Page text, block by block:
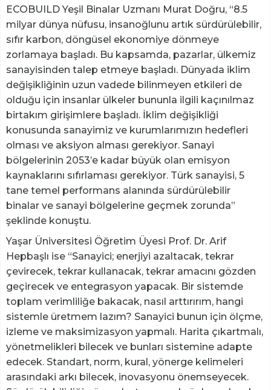
ECOBUILD Yeşil Binalar Uzmanı Murat Doğru, “8.5
milyar dünya nüfusu, insanoğlunu artık sürdürülebilir,
sıfır karbon, döngüsel ekonomiye dönmeye
zorlamaya başladı. Bu kapsamda, pazarlar, ülkemiz
sanayisinden talep etmeye başladı. Dünyada iklim
değişikliğinin uzun vadede bilinmeyen etkileri de
olduğu için insanlar ülkeler bununla ilgili kaçınılmaz
birtakım girişimlere başladı. İklim değişikliği
konusunda sanayimiz ve kurumlarımızın hedefleri
olması ve aksiyon alması gerekiyor. Sanayi
bölgelerinin 2053’e kadar büyük olan emisyon
kaynaklarını sıfırlaması gerekiyor. Türk sanayisi, 5
tane temel performans alanında sürdürülebilir
binalar ve sanayi bölgelerine geçmek zorunda”
şeklinde konuştu.
Yaşar Üniversitesi Öğretim Üyesi Prof. Dr. Arif
Hepbaşlı ise “Sanayici; enerjiyi azaltacak, tekrar
çevirecek, tekrar kullanacak, tekrar amacını gözden
geçirecek ve entegrasyon yapacak. Bir sistemde
toplam verimliliğe bakacak, nasıl arttırırım, hangi
sistemle üretmem lazım? Sanayici bunun için ölçme,
izleme ve maksimizasyon yapmalı. Harita çıkartmalı,
yönetmelikleri bilecek ve bunları sistemine adapte
edecek. Standart, norm, kural, yönerge kelimeleri
arasındaki arkı bilecek, inovasyonu önemseyecek.